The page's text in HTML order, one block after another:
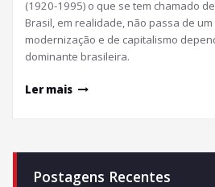
(1920-1995) o que se tem chamado
Brasil, em realidade, não passa de
modernização e de capitalismo
dominante brasileira.
Ler mais
Postagens Recentes